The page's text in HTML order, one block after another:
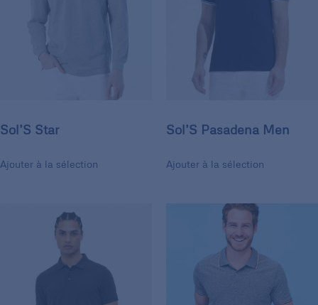
Sol’S Star
Ajouter à la sélection
Sol’S Pasadena Men
Ajouter à la sélection